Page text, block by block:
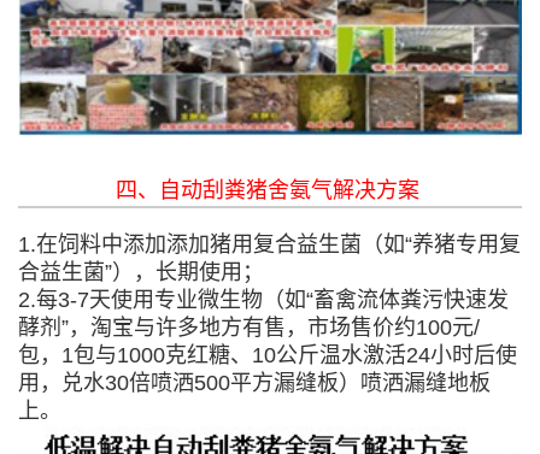
四、自动刮粪猪舍氨气解决方案
1.在饲料中添加添加猪用复合益生菌（如“养猪专用复
合益生菌”），长期使用；
2.每3-7天使用专业微生物（如“畜禽流体粪污快速发
酵剂”，淘宝与许多地方有售，市场售价约100元/
包，1包与1000克红糖、10公斤温水激活24小时后使
用，兑水30倍喷洒500平方漏缝板）喷洒漏缝地板
上。